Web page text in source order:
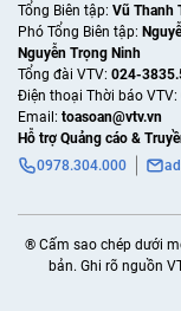
Tổng Biên tập: Vũ Thanh
Phó Tổng Biên tập:
Nguyễn Trọng Ninh
Tổng đài VTV: 024-
Ðiện thoại Thời báo VTV:
Email: toasoan@vtv.vn
Hỗ trợ Quảng cáo &
0978.304.000
® Cấm sao chép dưới
bản. Ghi rõ nguồn